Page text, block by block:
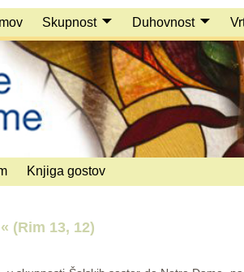
Skupnost Duhovnost
Knjiga gostov
(Rim 13, 12)